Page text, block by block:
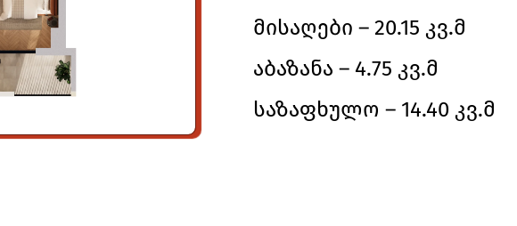
მისაღები – 20.15 კვ.მ
აბაზანა – 4.75 კვ.მ
საზაფხულო – 14.40 კვ.მ